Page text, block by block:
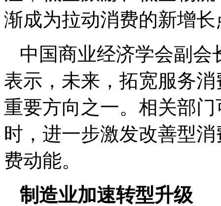
渐成为拉动消费的新增长
中国商业经济学会副
表示，未来，拓宽服务
重要方向之一。相关部
时，进一步激发改善型
费动能。
制造业加速转型升级